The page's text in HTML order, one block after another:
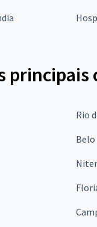
principais
Rio